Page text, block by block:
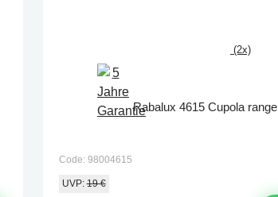
(2x)
Rabalux 4615 Cupola range
Code: 98004615
UVP:19 €